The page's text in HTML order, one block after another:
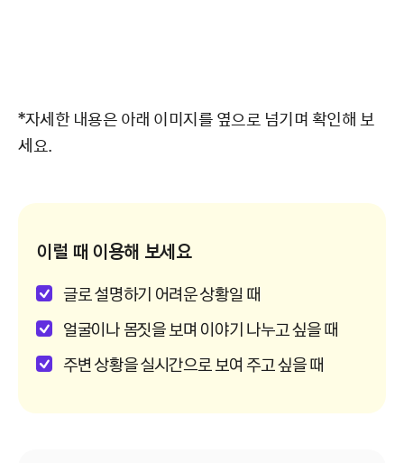
*자세한 내용은 아래 이미지를 옆으로 넘기며 확인해 보
세요.
이럴 때 이용해 보세요
글로 설명하기 어려운 상황일 때
얼굴이나 몸짓을 보며 이야기 나누고 싶을 때
주변 상황을 실시간으로 보여 주고 싶을 때